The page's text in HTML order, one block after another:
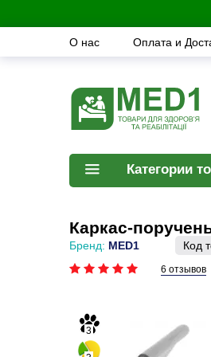
О нас Оплата и
Категории
Каркас-
Бренд: MED1 Код
6 отзывов
3